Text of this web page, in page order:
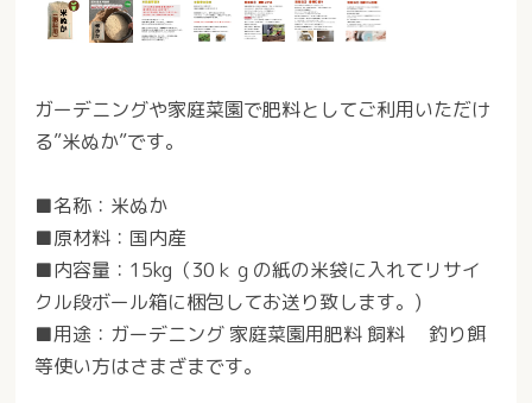
ガーデニングや家庭菜園で肥料としてご利用いただけ
る”米ぬか”です。
■名称：米ぬか
■原材料：国内産
■内容量：15kg（30ｋｇの紙の米袋に入れてリサイ
クル段ボール箱に梱包してお送り致します。)
■用途：ガーデニング 家庭菜園用肥料 飼料 釣り餌
等使い方はさまざまです。